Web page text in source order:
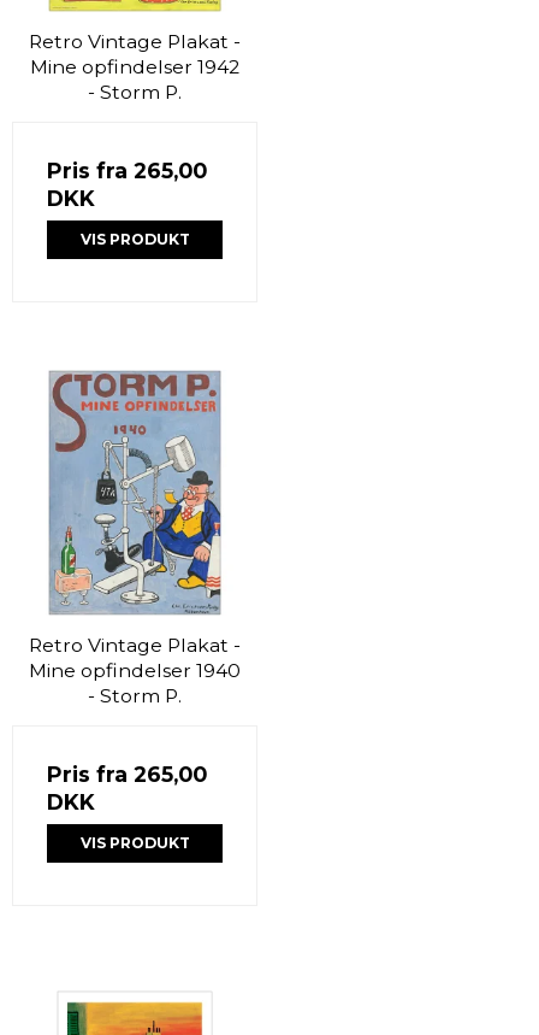
Retro Vintage Plakat -
Mine opfindelser 1942
- Storm P.
Pris fra 265,00
DKK
VIS PRODUKT
Retro Vintage Plakat -
Mine opfindelser 1940
- Storm P.
Pris fra 265,00
DKK
VIS PRODUKT